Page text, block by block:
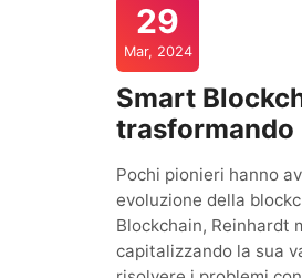
29
Mar, 2024
Smart
Pochi pionieri hanno
evoluzione della
Blockchain, Reinhardt
capitalizzando la sua